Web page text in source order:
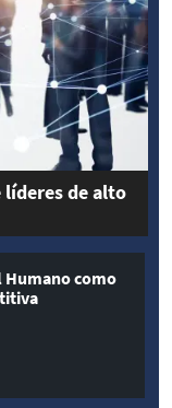
líderes de alto
Humano como